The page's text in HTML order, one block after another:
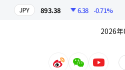
JPY 893.38 6.38 -0.71%
2026
weiboweixinyoutube